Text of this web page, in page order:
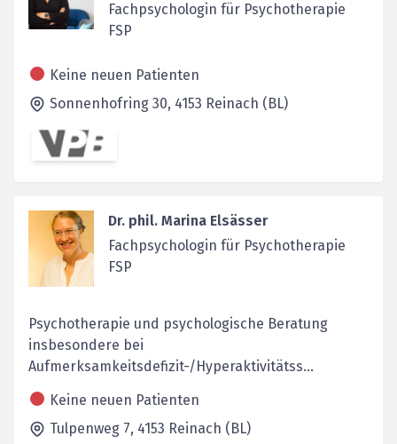
Fachpsychologin für Psychotherapie
FSP
Keine neuen Patienten
Sonnenhofring 30, 4153 Reinach (BL)
Dr. phil. Marina Elsässer
Fachpsychologin für Psychotherapie
FSP
Psychotherapie und psychologische Beratung
insbesondere bei
Aufmerksamkeitsdefizit-/Hyperaktivitätss...
Keine neuen Patienten
Tulpenweg 7, 4153 Reinach (BL)